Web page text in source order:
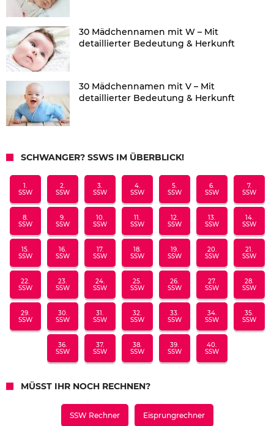
30 Mädchennamen mit W – Mit
detaillierter Bedeutung & Herkunft
30 Mädchennamen mit V – Mit
detaillierter Bedeutung & Herkunft
SCHWANGER? SSWS IM ÜBERBLICK!
1.
SSW
2.
SSW
3.
SSW
4.
SSW
5.
SSW
6.
SSW
7.
SSW
8.
SSW
9.
SSW
10.
SSW
11.
SSW
12.
SSW
13.
SSW
14.
SSW
15.
SSW
16.
SSW
17.
SSW
18.
SSW
19.
SSW
20.
SSW
21.
SSW
22.
SSW
23.
SSW
24.
SSW
25.
SSW
26.
SSW
27.
SSW
28.
SSW
29.
SSW
30.
SSW
31.
SSW
32.
SSW
33.
SSW
34.
SSW
35.
SSW
36.
SSW
37.
SSW
38.
SSW
39.
SSW
40.
SSW
MÜSST IHR NOCH RECHNEN?
SSW Rechner Eisprungrechner